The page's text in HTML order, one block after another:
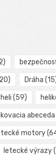
Dráha
heli (59)
abeceda
motory
letecké výrazy